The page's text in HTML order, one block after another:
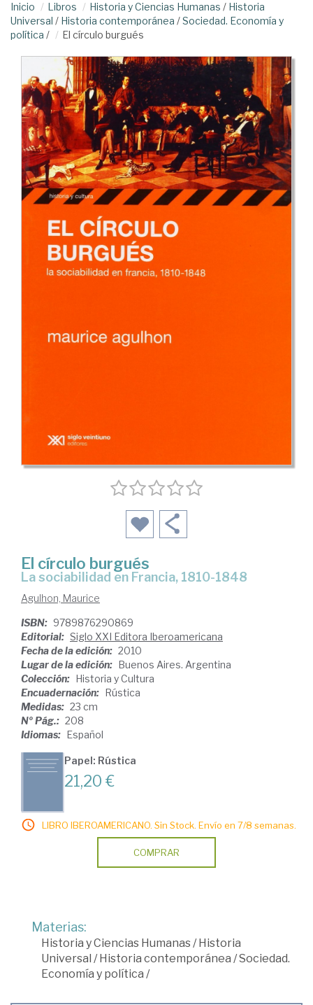
Inicio Libros Historia y Ciencias Humanas / Historia
Universal / Historia contemporánea /Sociedad. Economía y
política / El círculo burgués
El círculo burgués
la sociabilidad en Francia, 1810-1848
Agulhon, Maurice
ISBN: 9789876290869
Editorial: Siglo XXI Editora Iberoamericana
Fecha de la edición: 2010
Lugar de la edición: Buenos Aires. Argentina
Colección: Historia y Cultura
Encuadernación: Rústica
Medidas: 23 cm
Nº Pág.: 208
Idiomas: Español
Papel: Rústica
21,20 €
LIBRO IBEROAMERICANO. Sin Stock. Envío en 7/8 semanas.
COMPRAR
Materias:
Historia y Ciencias Humanas/ Historia
Universal / Historia contemporánea /Sociedad.
Economía y política /